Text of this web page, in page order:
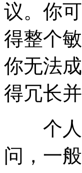
议。你
得整个
你无法
得冗长
个人
问，一